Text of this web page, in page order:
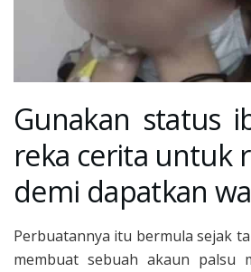
Gunakan status
reka cerita untuk
demi dapatkan
Perbuatannya itu bermula sejak
membuat sebuah akaun palsu